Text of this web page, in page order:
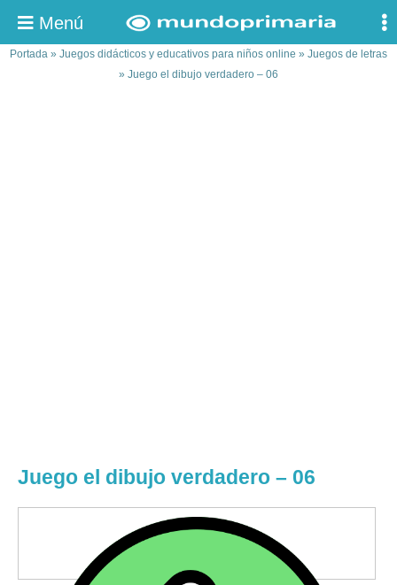
Menú
Portada » Juegos didácticos y educativos para niños online » Juegos de letras
» Juego el dibujo verdadero – 06
Juego el dibujo verdadero – 06